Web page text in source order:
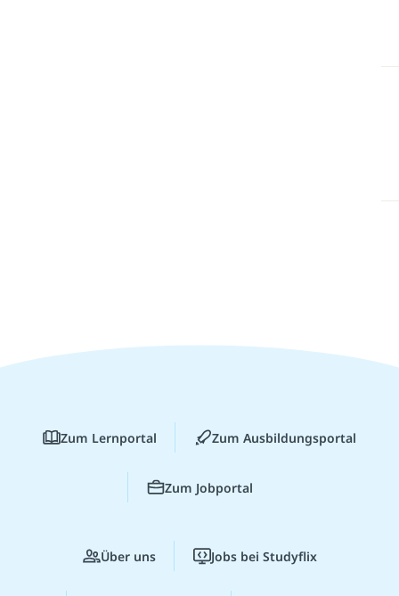
Zum Lernportal Zum Ausbildungsportal
Zum Jobportal
Über uns Jobs bei Studyflix